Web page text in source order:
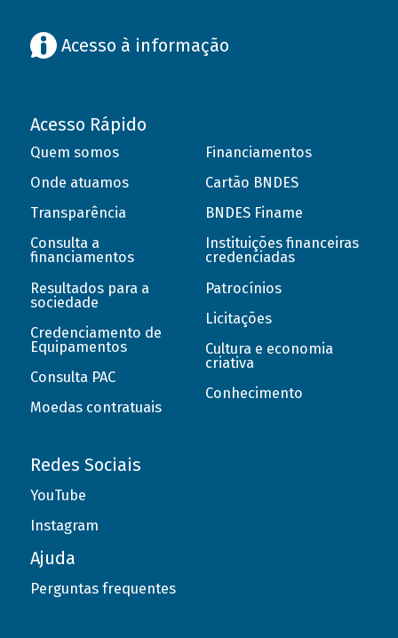
Acesso à informação
Acesso Rápido
Quem somos
Onde atuamos
Transparência
Consulta a
financiamentos
Resultados para a
sociedade
Credenciamento de
Equipamentos
Consulta PAC
Moedas contratuais
Financiamentos
Cartão BNDES
BNDES Finame
Instituições financeiras
credenciadas
Patrocínios
Licitações
Cultura e economia
criativa
Conhecimento
Redes Sociais
YouTube
Instagram
Ajuda
Perguntas frequentes